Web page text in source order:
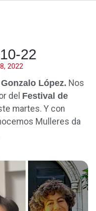
22
2022
Gonzalo López. Nos
del Festival de
martes. Y con
Mulleres da